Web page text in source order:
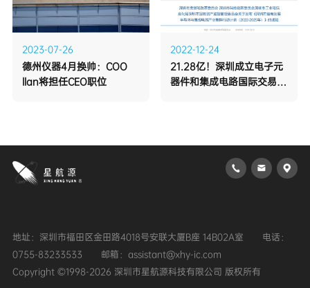
2023-07-26
llan将担任CEO职位
2022-12-24
地址：深圳市福田区金田路4018号安联大厦B座 14B02A室
0755-83233533
邮箱：assistant@xhy-ic.com
Copyright ©1998-2026 深圳市星航源科技有限公司 版权所有